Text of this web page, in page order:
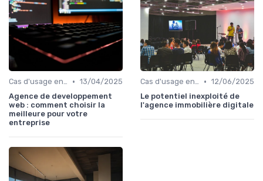
Cas d'usage en entreprise • 13/04/2025
Agence de developpement
web : comment choisir la
meilleure pour votre
entreprise
Cas d'usage en entreprise • 12/06/2025
Le potentiel inexploité de
l'agence immobilière digitale